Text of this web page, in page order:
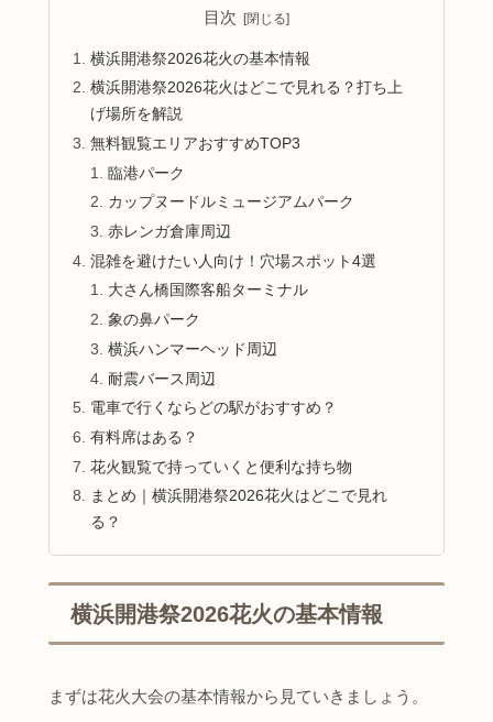
目次
横浜開港祭2026花火の基本情報
横浜開港祭2026花火はどこで見れる？打ち上
げ場所を解説
無料観覧エリアおすすめTOP3
臨港パーク
カップヌードルミュージアムパーク
赤レンガ倉庫周辺
混雑を避けたい人向け！穴場スポット4選
大さん橋国際客船ターミナル
象の鼻パーク
横浜ハンマーヘッド周辺
耐震バース周辺
電車で行くならどの駅がおすすめ？
有料席はある？
花火観覧で持っていくと便利な持ち物
まとめ｜横浜開港祭2026花火はどこで見れ
る？
横浜開港祭2026花火の基本情報
まずは花火大会の基本情報から見ていきましょう。